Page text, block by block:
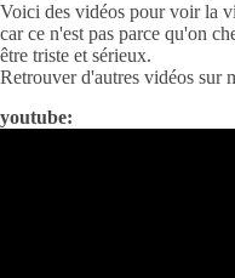
Voici des vidéos pour voir la
car ce n'est pas parce qu'on
être triste et sérieux.
Retrouver d'autres vidéos sur
youtube: